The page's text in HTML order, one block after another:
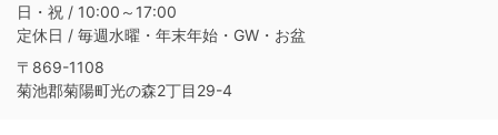
日・祝 / 10:00～17:00
定休日 / 毎週水曜・年末年始・GW・お盆
〒869-1108
菊池郡菊陽町光の森2丁目29-4